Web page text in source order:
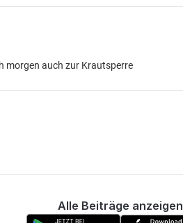
morgen auch zur Krautsperre
Alle Beiträge anzeigen